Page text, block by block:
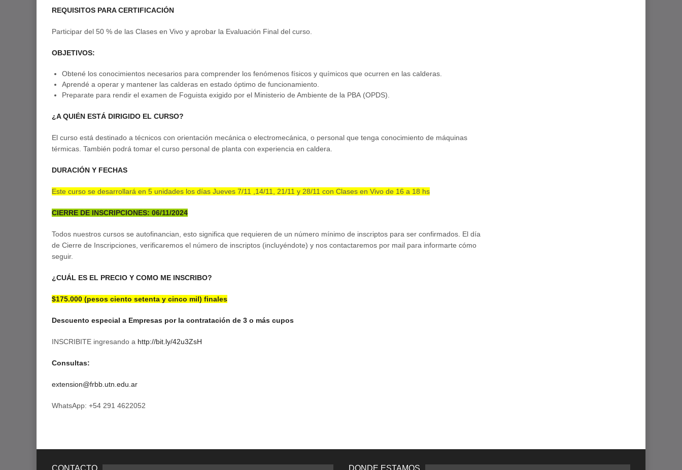
REQUISITOS PARA CERTIFICACIÓN
Participar del 50 % de las Clases en Vivo y aprobar la Evaluación Final del curso.
OBJETIVOS:
Obtené los conocimientos necesarios para comprender los fenómenos físicos y químicos que ocurren en las calderas.
Aprendé a operar y mantener las calderas en estado óptimo de funcionamiento.
Preparate para rendir el examen de Foguista exigido por el Ministerio de Ambiente de la PBA (OPDS).
¿A QUIÉN ESTÁ DIRIGIDO EL CURSO?
El curso está destinado a técnicos con orientación mecánica o electromecánica, o personal que tenga conocimiento de máquinas
térmicas. También podrá tomar el curso personal de planta con experiencia en caldera.
DURACIÓN Y FECHAS
Este curso se desarrollará en 5 unidades los días Jueves 7/11 ,14/11, 21/11 y 28/11 con Clases en Vivo de 16 a 18 hs
CIERRE DE INSCRIPCIONES: 06/11/2024
Todos nuestros cursos se autofinancian, esto significa que requieren de un número mínimo de inscriptos para ser confirmados. El día
de Cierre de Inscripciones, verificaremos el número de inscriptos (incluyéndote) y nos contactaremos por mail para informarte cómo
seguir.
¿CUÁL ES EL PRECIO Y COMO ME INSCRIBO?
$175.000 (pesos ciento setenta y cinco mil) finales
Descuento especial a Empresas por la contratación de 3 o más cupos
INSCRIBITE ingresando a http://bit.ly/42u3ZsH
Consultas:
extension@frbb.utn.edu.ar
WhatsApp: +54 291 4622052
CONTACTO DONDE ESTAMOS